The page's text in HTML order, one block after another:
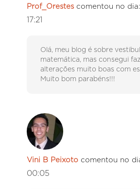
Prof_Orestes comentou no dia:
17:21
Olá, meu blog é sobre
matemática, mas consegui
alterações muito boas com
Muito bom parabéns!!!
Vini B Peixoto comentou no
00:05